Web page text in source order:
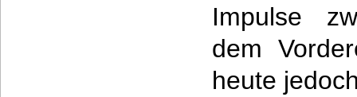
Impulse
dem
heute